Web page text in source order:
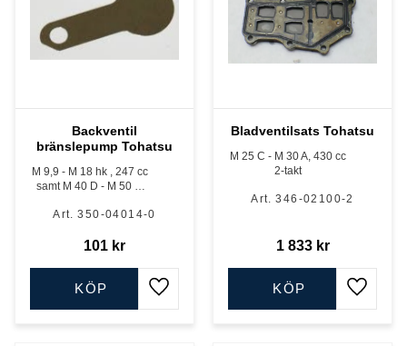
Backventil
bränslepump Tohatsu
M 9,9 - M 18 hk , 247 cc
samt M 40 D - M 50 D
350-04014-0
101 kr
Lägg till i favoriter
KÖP
Bladventilsats Tohatsu
M 25 C - M 30 A, 430 cc
2-takt
346-02100-2
1 833kr
Lägg
KÖP